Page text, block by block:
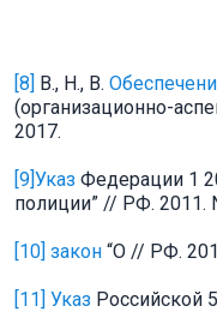
[8] В., Н., В.
(организационно-
2017.
[9]Указ Федерации 1
полиции” // РФ. 2011.
[10] закон “О // РФ.
[11] Указ Российской